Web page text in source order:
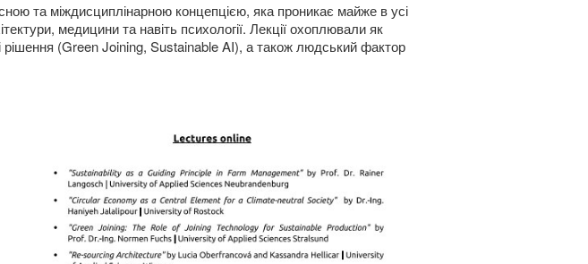
та міждисциплінарною концепцією, яка проникає майже в усі
медицини та навіть психології. Лекції охоплювали як
рішення (Green Joining, Sustainable AI), а також людський фактор